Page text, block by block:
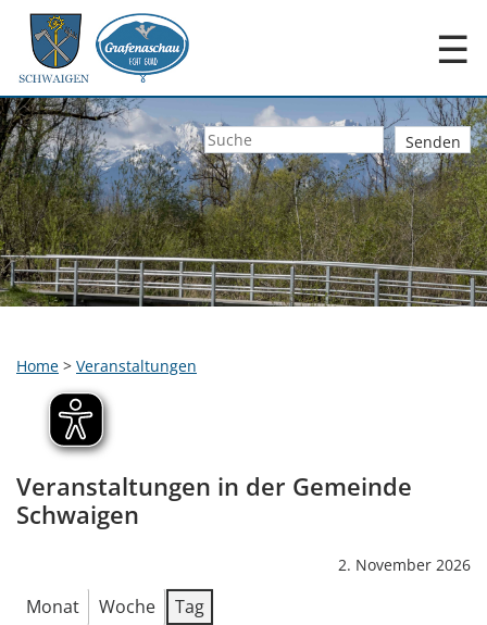
☰
Home > Veranstaltungen
Veranstaltungen in der Gemeinde
Schwaigen
2. November 2026
Monat Woche Tag